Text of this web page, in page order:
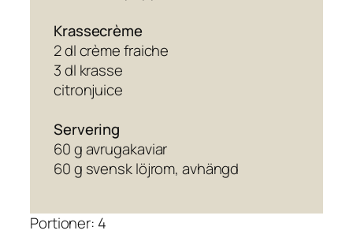
Krassecrème
2 dl crème fraiche
3 dl krasse
citronjuice
Servering
60 g avrugakaviar
60 g svensk löjrom, avhängd
Portioner: 4